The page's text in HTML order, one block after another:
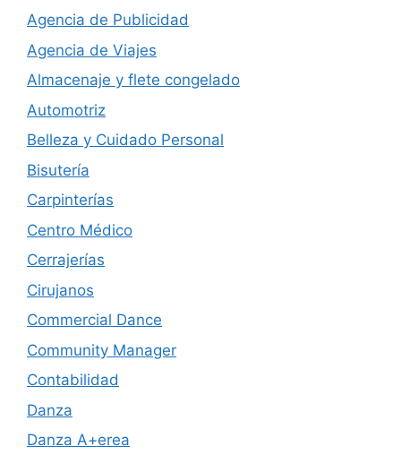
Agencia de Publicidad
Agencia de Viajes
Almacenaje y flete congelado
Automotriz
Belleza y Cuidado Personal
Bisutería
Carpinterías
Centro Médico
Cerrajerías
Cirujanos
Commercial Dance
Community Manager
Contabilidad
Danza
Danza A+erea